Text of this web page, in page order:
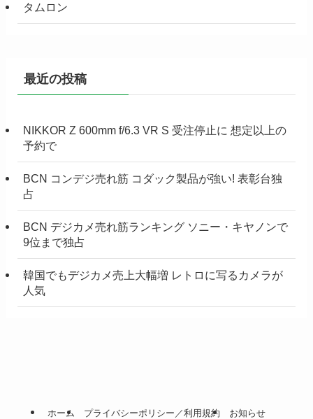
タムロン
最近の投稿
NIKKOR Z 600mm f/6.3 VR S 受注停止に 想定以上の
予約で
BCN コンデジ売れ筋 コダック製品が強い! 表彰台独
占
BCN デジカメ売れ筋ランキング ソニー・キヤノンで
9位まで独占
韓国でもデジカメ売上大幅増 レトロに写るカメラが
人気
ホーム プライバシーポリシー／利用規約 お知らせ